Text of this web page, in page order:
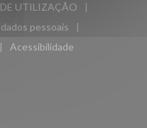
UTILIZAÇÃO
((abre numa nova janela))
pessoais
numa nova janela))
nova janela))
Acessibilidade